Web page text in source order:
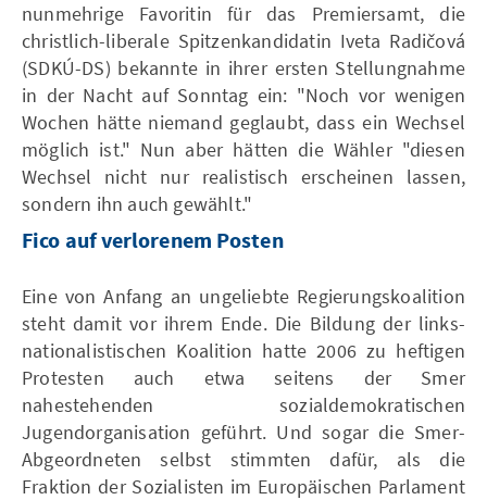
nunmehrige Favoritin für das Premiersamt, die
christlich-liberale Spitzenkandidatin Iveta Radičová
(SDKÚ-DS) bekannte in ihrer ersten Stellungnahme
in der Nacht auf Sonntag ein: "Noch vor wenigen
Wochen hätte niemand geglaubt, dass ein Wechsel
möglich ist." Nun aber hätten die Wähler "diesen
Wechsel nicht nur realistisch erscheinen lassen,
sondern ihn auch gewählt."
Fico auf verlorenem Posten
Eine von Anfang an ungeliebte Regierungskoalition
steht damit vor ihrem Ende. Die Bildung der links-
nationalistischen Koalition hatte 2006 zu heftigen
Protesten auch etwa seitens der Smer
nahestehenden sozialdemokratischen
Jugendorganisation geführt. Und sogar die Smer-
Abgeordneten selbst stimmten dafür, als die
Fraktion der Sozialisten im Europäischen Parlament